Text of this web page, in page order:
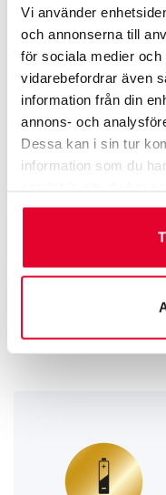
Vi använder
och annonserna till
för sociala medier
vidarebefordrar även
information från din
annons- och
Dessa kan i sin tur
information som du
Från67 kr